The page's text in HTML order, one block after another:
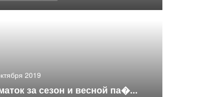
2019
за сезон и весной па�...